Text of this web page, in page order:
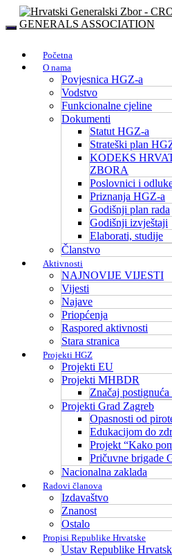
Početna
O nama
Povjesnica HGZ-a
Vodstvo
Funkcionalne cjeline
Dokumenti
Statut HGZ-a
Strateški plan
KODEKS
ZBORA
Poslovnici i
Priznanja HGZ-a
Godišnji plan rada
Godišnji izvještaji
Elaborati, studije
Članstvo
Aktivnosti
NAJNOVIJE VIJESTI
Vijesti
Najave
Priopćenja
Raspored aktivnosti
Stara stranica
Projekti HGZ
Projekti EU
Projekti MHBDR
Značaj
Projekti Grad Zagreb
Opasnosti od
Edukacijom do
Projekt “Kako
Pričuvne brigade
Nacionalna zaklada
Radovi članova
Izdavaštvo
Znanost
Ostalo
Propisi Republike Hrvatske
Ustav Republike